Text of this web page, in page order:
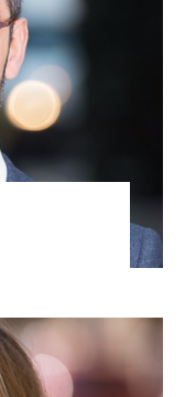
| MILANO
TAX
PROFILO
Cipollini